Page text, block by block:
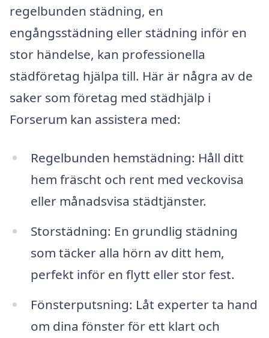
regelbunden städning, en
engångsstädning eller städning inför en
stor händelse, kan professionella
städföretag hjälpa till. Här är några av de
saker som företag med städhjälp i
Forserum kan assistera med:
Regelbunden hemstädning: Håll ditt
hem fräscht och rent med veckovisa
eller månadsvisa städtjänster.
Storstädning: En grundlig städning
som täcker alla hörn av ditt hem,
perfekt inför en flytt eller stor fest.
Fönsterputsning: Låt experter ta hand
om dina fönster för ett klart och